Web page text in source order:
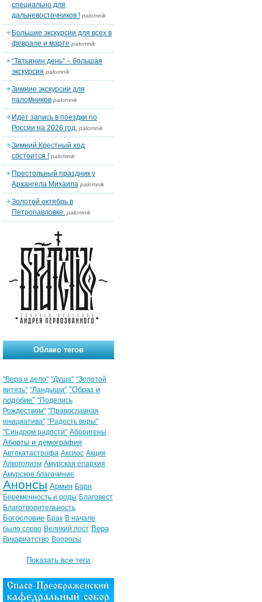
специально для
дальневосточников ! palomnik
Большие экскурсии для всех в
феврале и марте palomnik
“Татьянин день” – большая
экскурсия palomnik
Зимние экскурсии для
паломников palomnik
Идет запись в поездки по
России на 2026 год. palomnik
Зимний Крестный ход
состоится ! palomnik
Престольный праздник у
Архангела Михаила palomnik
Золотой октябрь в
Петропавловке. palomnik
Облако тегов
"Вера и дело" "Душа" "Золотой
витязь" "Ландыши" "Образ и
подобие" "Поделись
Рождеством" "Православная
инициатива" "Радость веры"
"Синдром радости" Аборигены
Аборты и демография
Автокатастрофа Аксиос Акция
Алкоголизм Амурская епархия
Амурское благочиние
Анонсы Армия Бари
Беременность и роды Благовест
Благотворительность
Богословие Брак В начале
было слово Великий пост Вера
Викариатство Вопросы
Показать все теги